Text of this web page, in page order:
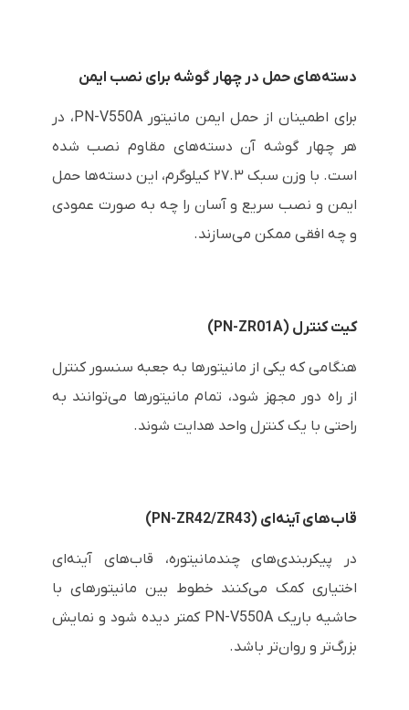
دسته‌های حمل در چهار گوشه برای نصب ایمن
برای اطمینان از حمل ایمن مانیتور PN-V550A، در
هر چهار گوشه آن دسته‌های مقاوم نصب شده
است. با وزن سبک ۲۷.۳ کیلوگرم، این دسته‌ها حمل
ایمن و نصب سریع و آسان را چه به صورت عمودی
و چه افقی ممکن می‌سازند.
کیت کنترل (PN-ZR01A)
هنگامی که یکی از مانیتورها به جعبه سنسور کنترل
از راه دور مجهز شود، تمام مانیتورها می‌توانند به
راحتی با یک کنترل واحد هدایت شوند.
قاب‌های آینه‌ای (PN-ZR42/ZR43)
در پیکربندی‌های چندمانیتوره، قاب‌های آینه‌ای
اختیاری کمک می‌کنند خطوط بین مانیتورهای با
حاشیه باریک PN-V550A کمتر دیده شود و نمایش
بزرگ‌تر و روان‌تر باشد.